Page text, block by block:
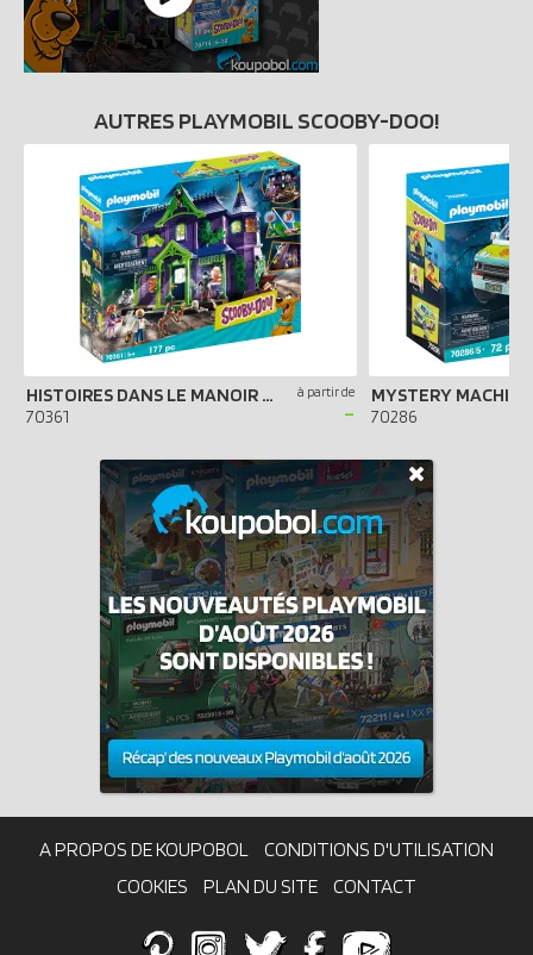
AUTRES PLAYMOBIL SCOOBY-DOO!
HISTOIRES DANS LE MANOIR HANTÉ
70361
à partir de
-
MYSTERY MACHINE
70286
A PROPOS DE KOUPOBOL
CONDITIONS D'UTILISATION
COOKIES
PLAN DU SITE CONTACT